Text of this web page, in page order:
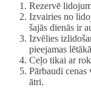
Rezervē
Izvairies no
šajās dienās ir
Izvēlies
pieejamas
Ceļo tikai ar
Pārbaudi
ātri.